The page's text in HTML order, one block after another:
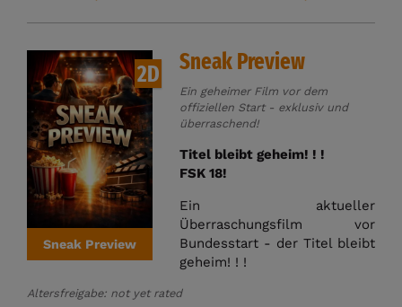
2D
Sneak Preview
Sneak Preview
Ein geheimer Film vor dem
offiziellen Start - exklusiv und
überraschend!
Titel bleibt geheim! ! !
FSK 18!
Ein aktueller
Überraschungsfilm vor
Bundesstart - der Titel bleibt
geheim! ! !
Altersfreigabe: not yet rated